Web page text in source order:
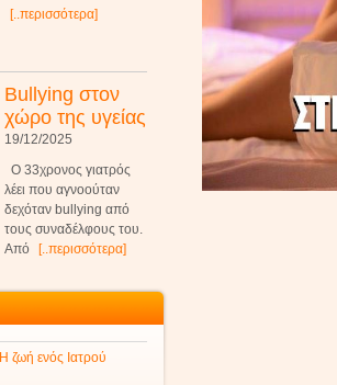
[..περισσότερα]
Bullying στον
χώρο της υγείας
19/12/2025
Ο 33χρονος γιατρός
λέει που αγνοούταν
δεχόταν bullying από
τους συναδέλφους του.
Από
[..περισσότερα]
Η ζωή ενός Ιατρού